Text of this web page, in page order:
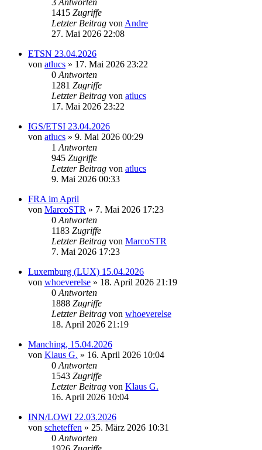
3 Antworten
1415 Zugriffe
Letzter Beitrag von Andre
27. Mai 2026 22:08
ETSN 23.04.2026
von atlucs » 17. Mai 2026 23:22
0 Antworten
1281 Zugriffe
Letzter Beitrag von atlucs
17. Mai 2026 23:22
IGS/ETSI 23.04.2026
von atlucs » 9. Mai 2026 00:29
1 Antworten
945 Zugriffe
Letzter Beitrag von atlucs
9. Mai 2026 00:33
FRA im April
von MarcoSTR » 7. Mai 2026 17:23
0 Antworten
1183 Zugriffe
Letzter Beitrag von MarcoSTR
7. Mai 2026 17:23
Luxemburg (LUX) 15.04.2026
von whoeverelse » 18. April 2026 21:19
0 Antworten
1888 Zugriffe
Letzter Beitrag von whoeverelse
18. April 2026 21:19
Manching, 15.04.2026
von Klaus G. » 16. April 2026 10:04
0 Antworten
1543 Zugriffe
Letzter Beitrag von Klaus G.
16. April 2026 10:04
INN/LOWI 22.03.2026
von scheteffen » 25. März 2026 10:31
0 Antworten